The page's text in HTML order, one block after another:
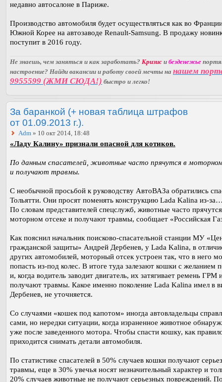
недавно автосалоне в Париже.
Производство автомобиля будет осуществляться как во
Южной Корее на автозаводе Renault-Samsung. В продажу
поступит в 2016 году.
Не знаешь, чем заняться и как заработать? Кризис и безденежье
настроение? Найди вакансии и работу своей мечты на нашем
9955599 (ЖМИ СЮДА!) быстро и легко!
За баранкой (+ новая таблица штрафов
от 01.09.2013 г.).
Adm » 10 окт 2014, 18:48
«Ладу Калину» признали опасной для котиков.
По данным спасателей, животные часто прячутся в
и получают травмы.
С необычной просьбой к руководству АвтоВАЗа обратились
Тольятти. Они просят поменять конструкцию Lada Kalina из-
По словам представителей спецслужб, животные часто
моторном отсеке и получают травмы, сообщает «Российская
Как пояснил начальник поисково-спасательной станции МУ
гражданской защиты» Андрей Дербенев, у Lada Kalina, в
других автомобилей, моторный отсек устроен так, что в него
попасть из-под колес. В итоге туда залезают кошки с желанием
и, когда водитель заводит двигатель, их затягивает ремень ГРМ
получают травмы. Какое именно поколение Lada Kalina имел в
Дербенев, не уточняется.
Со случаями «кошек под капотом» иногда автовладельцы
сами, но нередки ситуации, когда израненное животное
уже после заведенного мотора. Чтобы спасти кошку, как
приходится снимать детали автомобиля.
По статистике спасателей в 50% случаев кошки получают
травмы, еще в 30% увечья носят незначительный характер и
20% случаев животные не получают серьезных повреждений.